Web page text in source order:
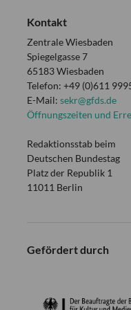
Kontakt
Zentrale Wiesbaden
Spiegelgasse 7
65183 Wiesbaden
Telefon: +49 (0)611
E-Mail: sekr@gfds.de
Öffnungszeiten und
Redaktionsstab beim
Deutschen Bundestag
Platz der Republik 1
11011 Berlin
Gefördert durch